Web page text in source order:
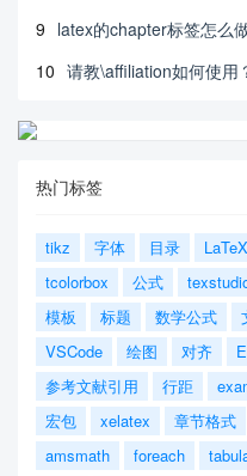
9 latex的chapter标签怎么
10 请教\affiliation如何使用
热门标签
tikz 字体 目录
tcolorbox
公式
模板
标题 数学公式
VSCode
绘图 对齐
参考文献引用
行距
宏包
xelatex 章节格式
amsmath
foreach